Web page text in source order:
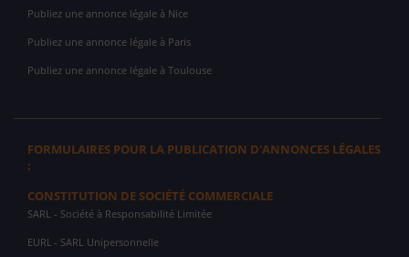
Publiez une annonce légale à Nice
Publiez une annonce légale à Paris
Publiez une annonce légale à Toulouse
FORMULAIRES POUR LA PUBLICATION D'ANNONCES LÉGALES
:
CONSTITUTION DE SOCIÉTÉ COMMERCIALE
SARL - Société à Responsabilité Limitée
EURL - SARL Unipersonnelle